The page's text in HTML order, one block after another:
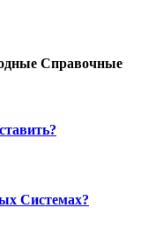
Справочные
Системах?